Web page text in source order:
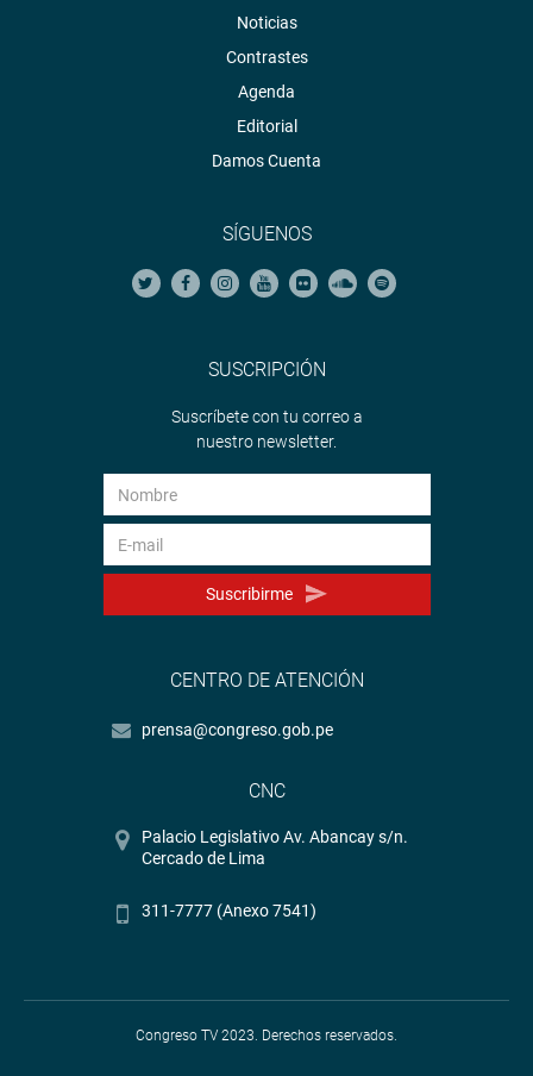
Noticias
Contrastes
Agenda
Editorial
Damos Cuenta
SÍGUENOS
SUSCRIPCIÓN
Suscríbete con tu correo a
nuestro newsletter.
Suscribirme
CENTRO DE ATENCIÓN
prensa@congreso.gob.pe
CNC
Palacio Legislativo Av. Abancay s/n.
Cercado de Lima
311-7777 (Anexo 7541)
Congreso TV 2023. Derechos reservados.